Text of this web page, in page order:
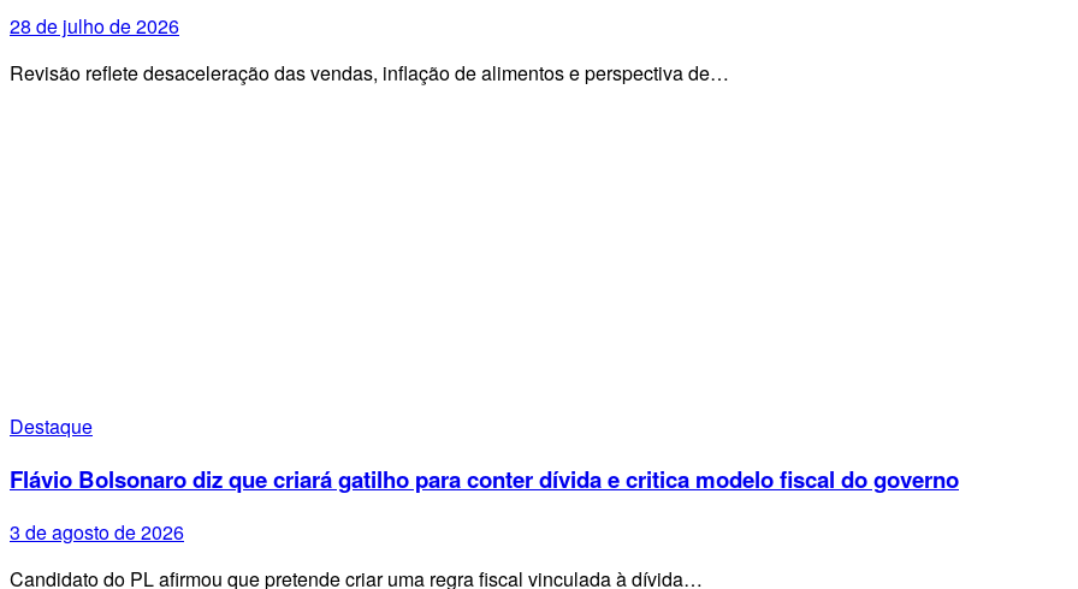
28 de julho de 2026
Revisão reflete desaceleração das vendas, inflação de alimentos e perspectiva de…
Destaque
Flávio Bolsonaro diz que criará gatilho para conter dívida e critica modelo fiscal do governo
3 de agosto de 2026
Candidato do PL afirmou que pretende criar uma regra fiscal vinculada à dívida…